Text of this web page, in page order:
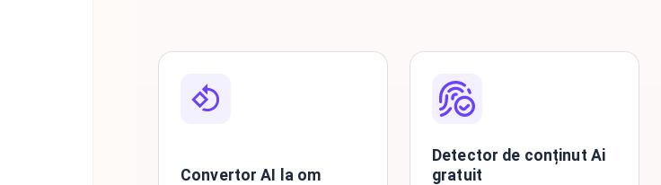
Convertor AI la om
Detector de conținut Ai
gratuit